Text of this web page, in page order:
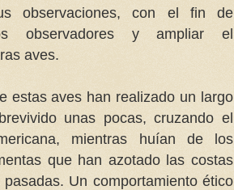
observaciones, con el fin de
observadores y ampliar el
aves.
estas aves han realizado un largo
unas pocas, cruzando el
mientras huían de los
que han azotado las costas
Un comportamiento ético